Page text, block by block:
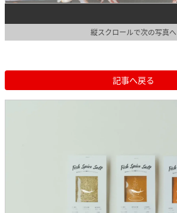
縦スクロールで次の写真へ
記事へ戻る